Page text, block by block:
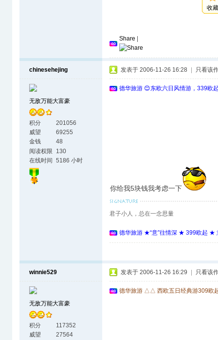
收
Share
chinesehejing
无敌万能大富豪
积分
201056
威望
69255
金钱
48
阅读权限
130
在线时间 5186 小时
发表于 2006-11-26 16:28 只看该
德华旅游 😊东欧六日风情游，339欧
你给我5块钱我考虑一下
君子小人，总在一念思量
德华旅游 ★“意”往情深 ★ 399欧起 ★
winnie529
无敌万能大富豪
积分
117352
威望
27564
发表于 2006-11-26 16:29 只看该
德华旅游 △△ 西欧五日经典游309欧